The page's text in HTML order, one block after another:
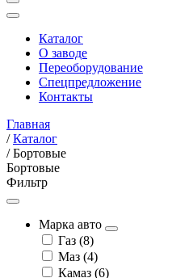
Каталог
О заводе
Переоборудование
Спецпредложение
Контакты
Главная
/ Каталог
/ Бортовые
Бортовые
Фильтр
Марка авто
Газ (8)
Маз (4)
Камаз (6)